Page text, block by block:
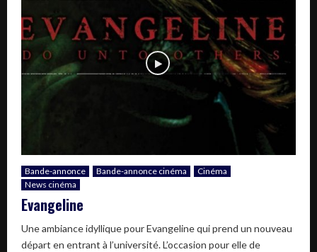
Bande-annonce Bande-annonce cinéma
Cinéma
News cinéma
Evangeline
Une ambiance idyllique pour Evangeline qui prend un nouveau
départ en entrant à l’université. L’occasion pour elle de